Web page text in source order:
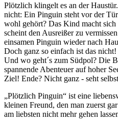
Plötzlich klingelt es an der
nicht: Ein Pinguin steht vor der
wohl gehört? Das Kind macht
scheint den Ausreißer zu
einsamen Pinguin wieder nach
Doch ganz so einfach ist das
Und wo geht´s zum Südpol? Die
spannende Abenteuer auf hoher
Ziel! Ende? Nicht ganz - seht
„Plötzlich Pinguin“ ist eine
kleinen Freund, den man zuerst
am liebsten nicht mehr gehen